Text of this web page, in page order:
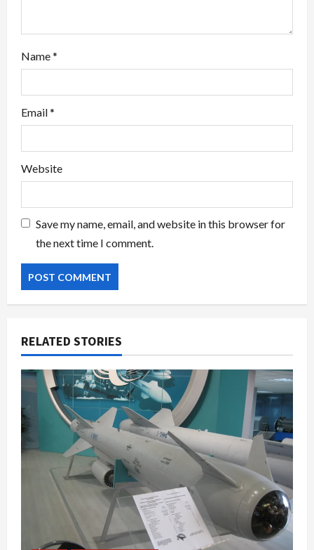
Name*
Email*
Website
Save my name, email, and website in this browser for
the next time I comment.
RELATED STORIES